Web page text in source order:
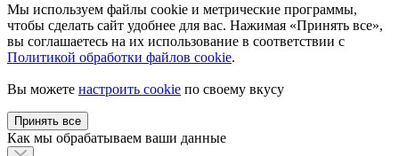
Мы используем файлы cookie и метрические программы,
чтобы сделать сайт удобнее для вас. Нажимая «Принять все»,
вы соглашаетесь на их использование в соответствии с
Политикой обработки файлов cookie.
Вы можете настроить cookie по своему вкусу
Принять все
Как мы обрабатываем ваши данные